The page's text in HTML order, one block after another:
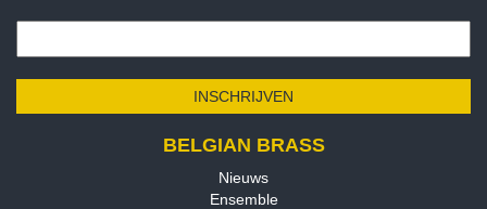
BELGIAN BRASS
Nieuws
Ensemble